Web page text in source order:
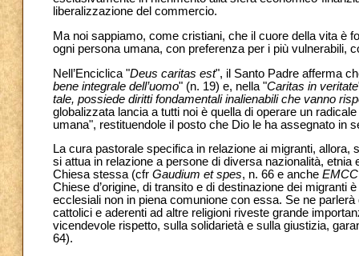
liberalizzazione del commercio.
Ma noi sappiamo, come cristiani, che il cuore della vita è
ogni persona umana, con preferenza per i più vulnerabili,
Nell’Enciclica "Deus caritas est", il Santo Padre afferma
bene integrale dell’uomo" (n. 19) e, nella "Caritas in veritate
tale, possiede diritti fondamentali inalienabili che vanno
globalizzata lancia a tutti noi è quella di operare un
umana", restituendole il posto che Dio le ha assegnato in
La cura pastorale specifica in relazione ai migranti,
si attua in relazione a persone di diversa nazionalità,
Chiesa stessa (cfr Gaudium et spes, n. 66 e anche EMCC
Chiese d’origine, di transito e di destinazione dei
ecclesiali non in piena comunione con essa. Se ne
cattolici e aderenti ad altre religioni riveste grande
vicendevole rispetto, sulla solidarietà e sulla giustizia,
64).